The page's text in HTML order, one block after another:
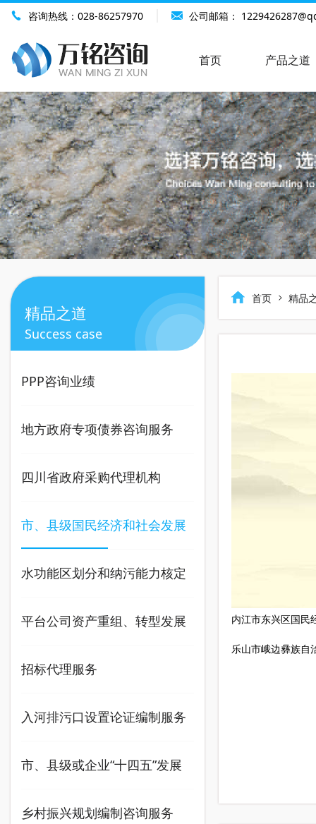
咨询热线： 028-86257970 公司邮箱：
首页 产品之道
精品之道
Success case
PPP咨询业绩
地方政府专项债券咨询服务
四川省政府采购代理机构
市、县级国民经济和社会发展
五年规划编制及实施情况中
期、期末评估报告咨询服务
水功能区划分和纳污能力核定
实施方案编制
平台公司资产重组、转型发展
咨询服务
招标代理服务
入河排污口设置论证编制服务
采购
市、县级或企业“十四五”发展
规划编制咨询服务
乡村振兴规划编制咨询服务
首页 精品
内江市东兴区国民
乐山市峨边彝族自